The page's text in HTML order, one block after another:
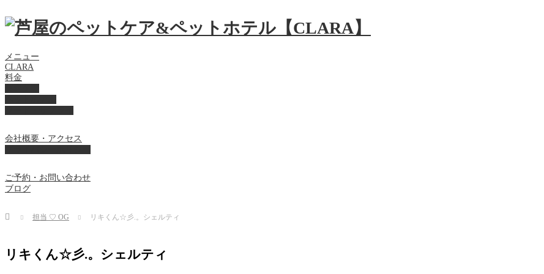
メニュー
CLARA
料金
会社概要・アクセス
ご予約・お問い合わせ
ブログ
Home 担当 ♡ OG リキくん☆彡.。シェルティ
リキくん☆彡.。シェルティ